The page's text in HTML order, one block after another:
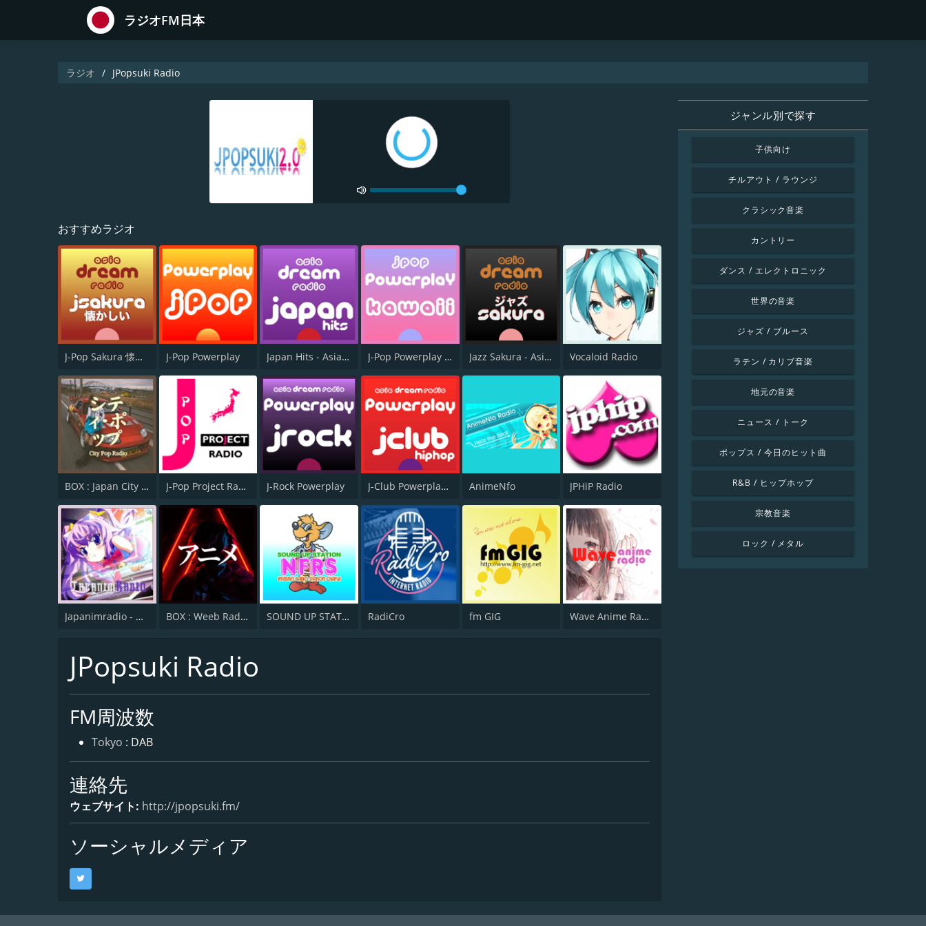
ラジオFM日本
ラジオ JPopsuki Radio
おすすめラジオ
J-Pop Sakura 懐かしい J-Pop Powerplay Japan Hits - Asia DREAM Radio J-Pop Powerplay Kawaii Jazz Sakura - Asia DREAM radio Vocaloid Radio
BOX : Japan City Pop -日本のシティポップ J-Pop Project Radio J-Rock Powerplay J-Club Powerplay HipHop AnimeNfo JPHiP Radio
Japanimradio - Officiel BOX : Weeb Radio Network - アニメ SOUND UP STATION NFRS RadiCro fm GIG Wave Anime Radio
JPopsuki Radio
FM周波数
Tokyo : DAB
連絡先
ウェブサイト: http://jpopsuki.fm/
ソーシャルメディア
ジャンル別で探す
子供向け
チルアウト / ラウンジ
クラシック音楽
カントリー
ダンス / エレクトロニック
世界の音楽
ジャズ / ブルース
ラテン / カリブ音楽
地元の音楽
ニュース / トーク
ポップス / 今日のヒット曲
R&B / ヒップホップ
宗教音楽
ロック / メタル